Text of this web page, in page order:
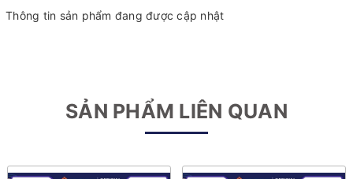
Thông tin sản phẩm đang được cập nhật
SẢN PHẨM LIÊN QUAN